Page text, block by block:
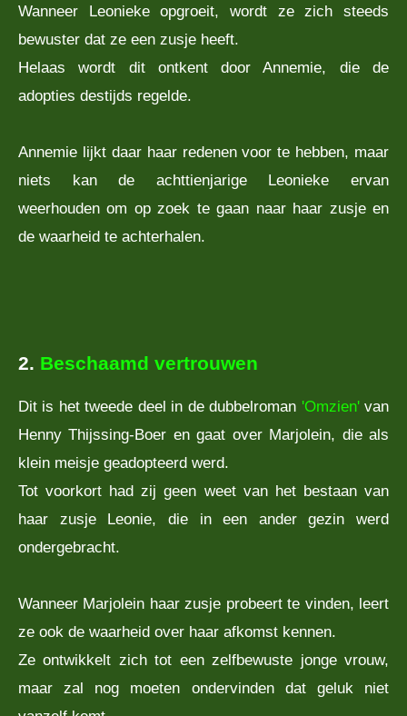
Wanneer Leonieke opgroeit, wordt ze zich steeds
bewuster dat ze een zusje heeft.
Helaas wordt dit ontkent door Annemie, die de
adopties destijds regelde.
Annemie lijkt daar haar redenen voor te hebben, maar
niets kan de achttienjarige Leonieke ervan
weerhouden om op zoek te gaan naar haar zusje en
de waarheid te achterhalen.
2. Beschaamd vertrouwen
Dit is het tweede deel in de dubbelroman 'Omzien'van
Henny Thijssing-Boer en gaat over Marjolein, die als
klein meisje geadopteerd werd.
Tot voorkort had zij geen weet van het bestaan van
haar zusje Leonie, die in een ander gezin werd
ondergebracht.
Wanneer Marjolein haar zusje probeert te vinden, leert
ze ook de waarheid over haar afkomst kennen.
Ze ontwikkelt zich tot een zelfbewuste jonge vrouw,
maar zal nog moeten ondervinden dat geluk niet